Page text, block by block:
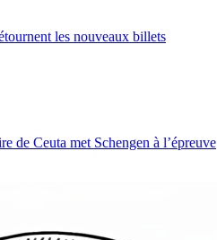
les nouveaux billets
de Ceuta met Schengen à l’épreuve